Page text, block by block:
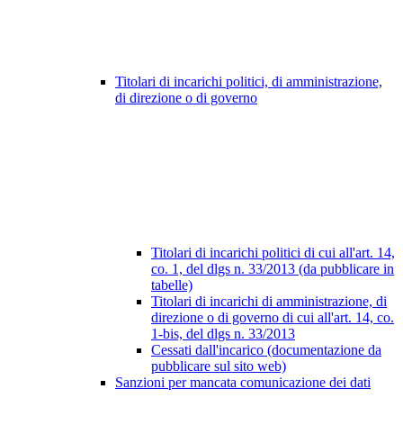
Titolari di incarichi politici, di amministrazione,
di direzione o di governo
Titolari di incarichi politici di cui all'art. 14,
co. 1, del dlgs n. 33/2013 (da pubblicare in
tabelle)
Titolari di incarichi di amministrazione, di
direzione o di governo di cui all'art. 14, co.
1-bis, del dlgs n. 33/2013
Cessati dall'incarico (documentazione da
pubblicare sul sito web)
Sanzioni per mancata comunicazione dei dati